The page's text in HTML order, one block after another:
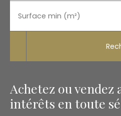
Surface min (m²)
Achetez ou vendez
intérêts en toute